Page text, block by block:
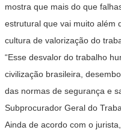
mostra que mais do que
estrutural que vai muito além
cultura de valorização do
“Esse desvalor do trabalho
civilização brasileira,
das normas de segurança e
Subprocurador Geral do
Ainda de acordo com o